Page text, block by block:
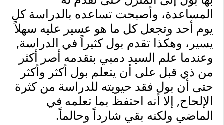
المساعدة، وأصبحت تساعده بالدراسة كل
يوم أحد وتجعل كل ما هو عسير عليه سهلاً
يسير، وهكذا تقدم بول كثيراً في الدراسة,
وعندما علم السيد دمبي بتقدمه أصر أكثر
من ذي قبل على أن يتعلم بول أكثر وأكثر
حتى أن بول فقد حيويته للدراسة من كثرة
الإلحاح, إلا أنه احتفظ بما تعلمه في
الماضي ولكنه بقي شارداً وحالماً.